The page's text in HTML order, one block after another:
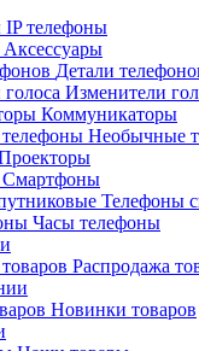
IP телефоны
Аксессуары
Детали
Изменители
Коммуникаторы
Необычные
Смартфоны
Телефоны
Часы телефоны
Распродажа
Новинки товаров